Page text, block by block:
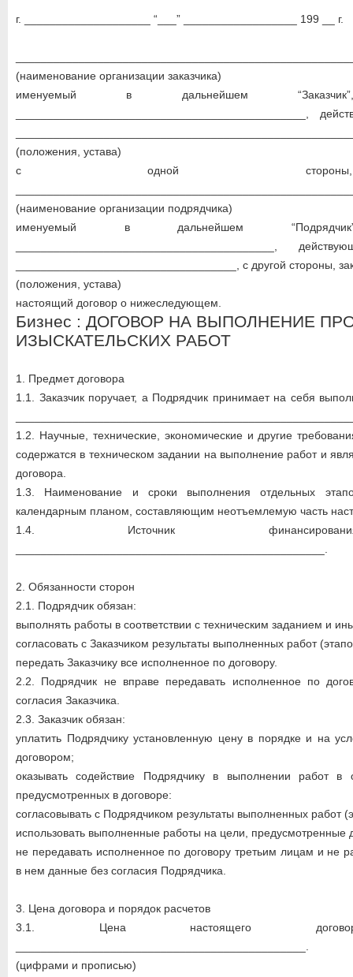
г. ____________________ “___” __________________ 199 __ г.
(наименование организации заказчика)
именуемый в дальнейшем
______________________________________________,
(положения, устава)
с одной
(наименование организации подрядчика)
именуемый в дальнейшем
_________________________________________,
___________________________________, с другой стороны,
(положения, устава)
настоящий договор о нижеследующем.
Бизнес : ДОГОВОР НА ВЫПОЛНЕНИЕ
ИЗЫСКАТЕЛЬСКИХ РАБОТ
1. Предмет договора
1.1. Заказчик поручает, а Подрядчик принимает на себя
1.2. Научные, технические, экономические и другие
содержатся в техническом задании на выполнение работ и
договора.
1.3. Наименование и сроки выполнения отдельных
календарным планом, составляющим неотъемлемую часть
1.4. Источник
2. Обязанности сторон
2.1. Подрядчик обязан:
выполнять работы в соответствии с техническим заданием и
согласовать с Заказчиком результаты выполненных работ
передать Заказчику все исполненное по договору.
2.2. Подрядчик не вправе передавать исполненное по
согласия Заказчика.
2.3. Заказчик обязан:
уплатить Подрядчику установленную цену в порядке и на
договором;
оказывать содействие Подрядчику в выполнении работ
предусмотренных в договоре:
согласовывать с Подрядчиком результаты выполненных работ
использовать выполненные работы на цели, предусмотренные
не передавать исполненное по договору третьим лицам и не
в нем данные без согласия Подрядчика.
3. Цена договора и порядок расчетов
3.1. Цена настоящего
(цифрами и прописью)